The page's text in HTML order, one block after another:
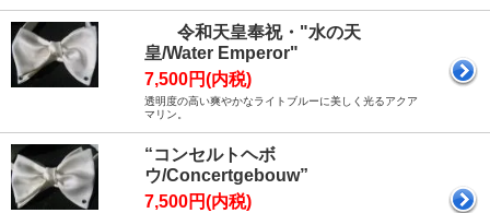
令和天皇奉祝・"水の天
皇/Water Emperor"
7,500円(内税)
透明度の高い爽やかなライトブルーに美しく光るアクア
マリン。
“コンセルトヘボ
ウ/Concertgebouw”
7,500円(内税)